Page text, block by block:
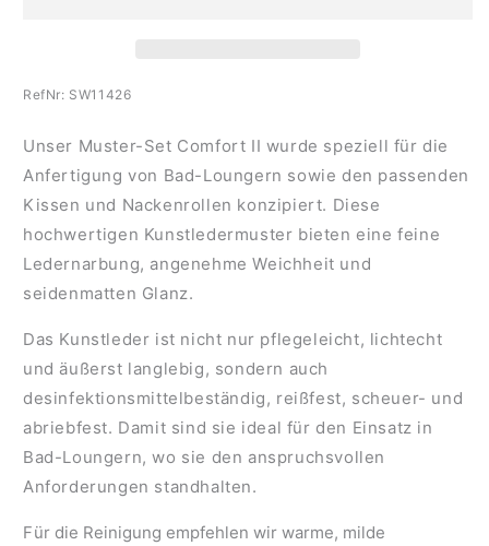
RefNr: SW11426
Unser Muster-Set Comfort II wurde speziell für die
Anfertigung von Bad-Loungern sowie den passenden
Kissen und Nackenrollen konzipiert. Diese
hochwertigen Kunstledermuster bieten eine feine
Ledernarbung, angenehme Weichheit und
seidenmatten Glanz.
Das Kunstleder ist nicht nur pflegeleicht, lichtecht
und äußerst langlebig, sondern auch
desinfektionsmittelbeständig, reißfest, scheuer- und
abriebfest. Damit sind sie ideal für den Einsatz in
Bad-Loungern, wo sie den anspruchsvollen
Anforderungen standhalten.
Für die Reinigung empfehlen wir warme, milde